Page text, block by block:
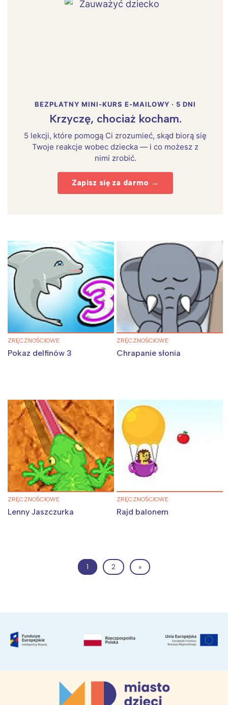
BEZPŁATNY MINI-KURS E-MAILOWY · 5 DNI
Krzyczę, chociaż kocham.
5 lekcji, które pomogą Ci zrozumieć, skąd biorą się
Twoje reakcje wobec dziecka — i co możesz z
nimi zrobić.
Zapisz się za darmo →
ZRĘCZNOŚCIOWE
Pokaz delfinów 3
ZRĘCZNOŚCIOWE
Chrapanie słonia
ZRĘCZNOŚCIOWE
Lenny Jaszczurka
ZRĘCZNOŚCIOWE
Rajd balonem
1 2 »